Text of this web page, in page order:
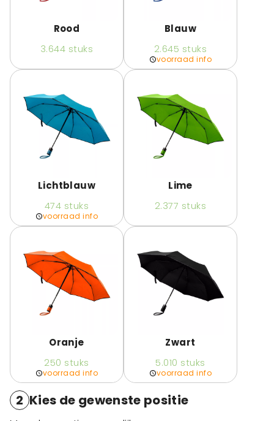
Rood
3.644 stuks
Blauw
2.645 stuks
voorraad info
Lichtblauw
474 stuks
voorraad info
Lime
2.377 stuks
Oranje
250 stuks
voorraad info
Zwart
5.010 stuks
voorraad info
2 Kies de gewenste positie